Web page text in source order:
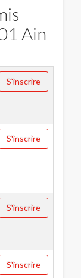
Ain
S'inscrire
S'inscrire
S'inscrire
S'inscrire